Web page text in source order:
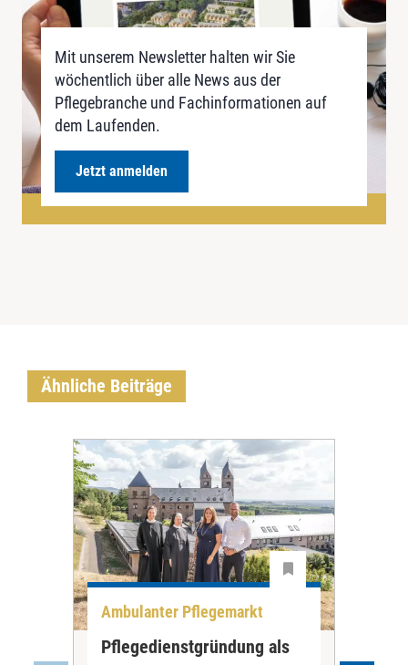
Mit unserem Newsletter halten wir Sie
wöchentlich über alle News aus der
Pflegebranche und Fachinformationen auf
dem Laufenden.
Jetzt anmelden
Ähnliche Beiträge
Ambulanter Pflegemarkt
Pflegedienstgründung als